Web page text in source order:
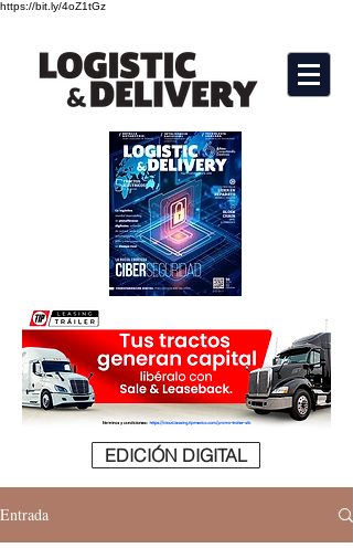
https://bit.ly/4oZ1tGz
EDICIÓN DIGITAL
Entrada